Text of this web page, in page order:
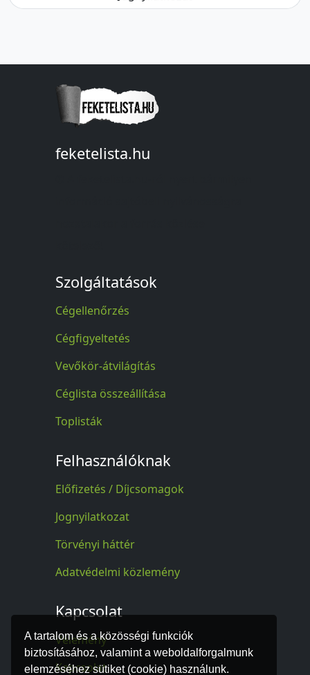
A tartalom és a közösségi funkciók
biztosításához, valamint a weboldalforgalmunk
elemzéséhez sütiket (cookie) használunk.
feketelista.hu
Szolgáltatások
Cégellenőrzés
Cégfigyeltetés
Vevőkör-átvilágítás
Céglista összeállítása
Toplisták
Felhasználóknak
Előfizetés / Díjcsomagok
Jognyilatkozat
Törvényi háttér
Adatvédelmi közlemény
Kapcsolat
Vélemény
Kapcsolat